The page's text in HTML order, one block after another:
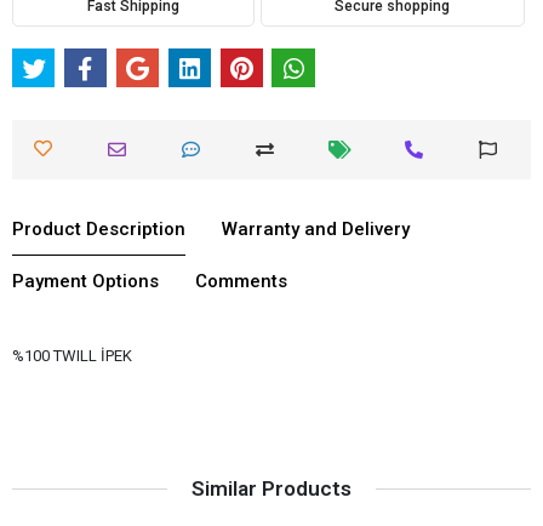
Fast Shipping Secure shopping
Product Description Warranty and Delivery
Payment Options Comments
%100 TWILL İPEK
Similar Products